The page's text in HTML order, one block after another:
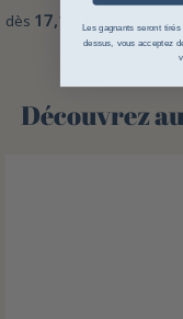
dès 17,15 €
Découvrez
Les gagnants seront
dessus, vous acceptez